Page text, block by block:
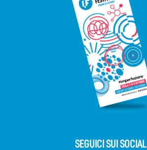
SEGUICI SUI SOCIAL